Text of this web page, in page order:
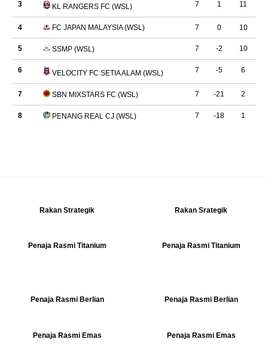
Rakan Strategik Rakan Srategik
Penaja Rasmi Titanium Penaja Rasmi Titanium
Penaja Rasmi Berlian Penaja Rasmi Berlian
Penaja Rasmi Emas Penaja Rasmi Emas